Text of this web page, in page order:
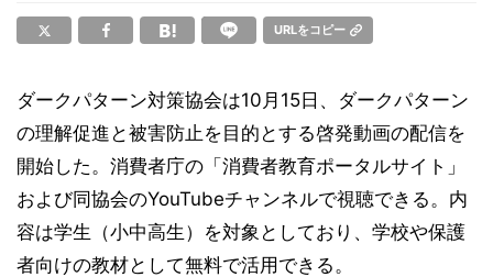
URLをコピー
ダークパターン対策協会は10月15日、ダークパターン
の理解促進と被害防止を目的とする啓発動画の配信を
開始した。消費者庁の「消費者教育ポータルサイト」
および同協会のYouTubeチャンネルで視聴できる。内
容は学生（小中高生）を対象としており、学校や保護
者向けの教材として無料で活用できる。